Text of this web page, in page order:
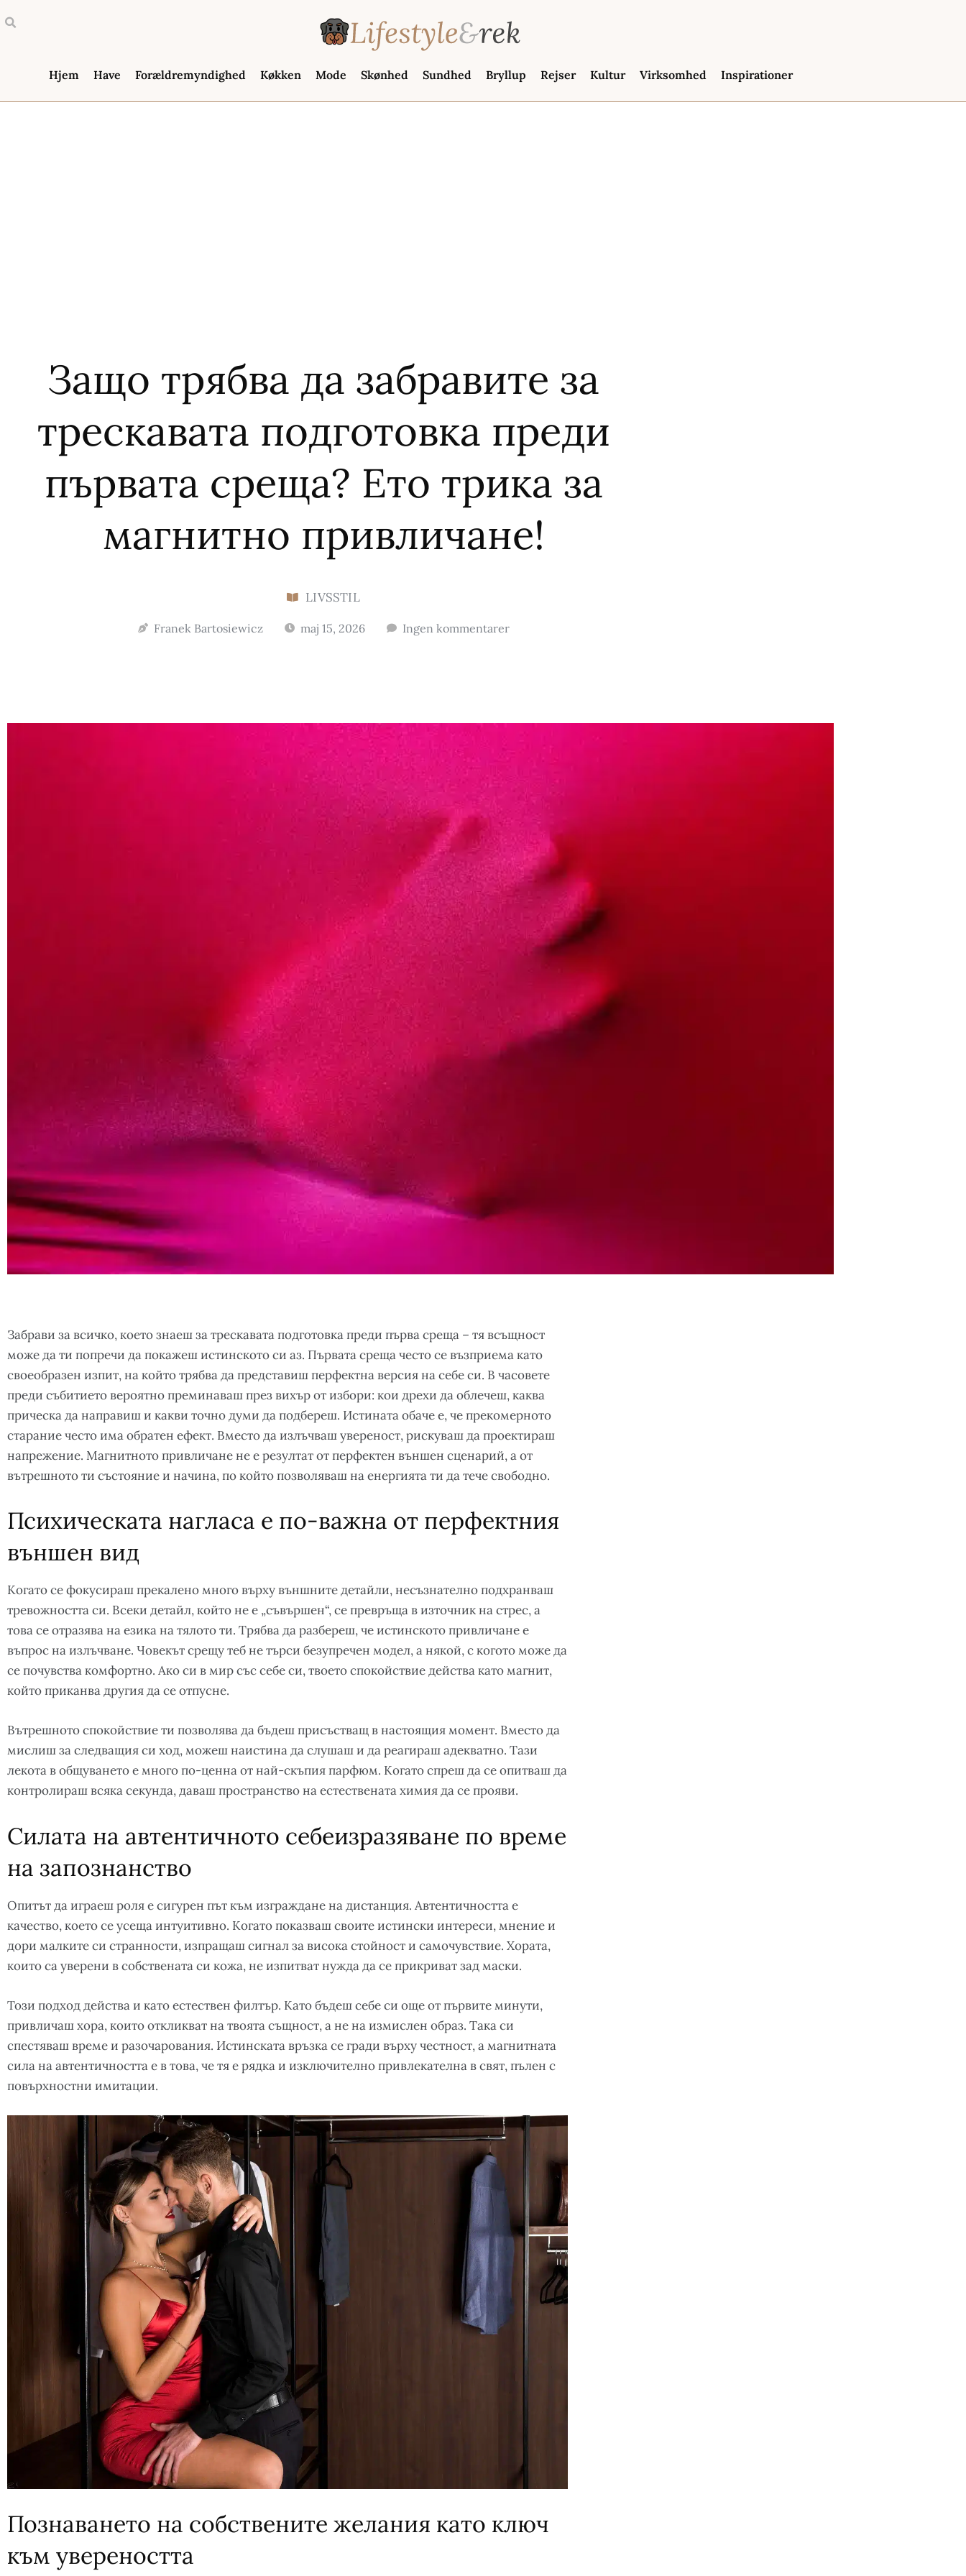
Hjem Have Forældremyndighed Køkken Mode Skønhed Sundhed Bryllup Rejser Kultur Virksomhed Inspirationer
Защо трябва да забравите за
трескавата подготовка преди
първата среща? Ето трика за
магнитно привличане!
LIVSSTIL
Franek Bartosiewicz maj 15, 2026 Ingen kommentarer
Забрави за всичко, което знаеш за трескавата подготовка преди първа среща – тя всъщност
може да ти попречи да покажеш истинското си аз. Първата среща често се възприема като
своеобразен изпит, на който трябва да представиш перфектна версия на себе си. В часовете
преди събитието вероятно преминаваш през вихър от избори: кои дрехи да облечеш, каква
прическа да направиш и какви точно думи да подбереш. Истината обаче е, че прекомерното
старание често има обратен ефект. Вместо да излъчваш увереност, рискуваш да проектираш
напрежение. Магнитното привличане не е резултат от перфектен външен сценарий, а от
вътрешното ти състояние и начина, по който позволяваш на енергията ти да тече свободно.
Психическата нагласа е по-важна от перфектния
външен вид
Когато се фокусираш прекалено много върху външните детайли, несъзнателно подхранваш
тревожността си. Всеки детайл, който не е „съвършен“, се превръща в източник на стрес, а
това се отразява на езика на тялото ти. Трябва да разбереш, че истинското привличане е
въпрос на излъчване. Човекът срещу теб не търси безупречен модел, а някой, с когото може да
се почувства комфортно. Ако си в мир със себе си, твоето спокойствие действа като магнит,
който приканва другия да се отпусне.
Вътрешното спокойствие ти позволява да бъдеш присъстващ в настоящия момент. Вместо да
мислиш за следващия си ход, можеш наистина да слушаш и да реагираш адекватно. Тази
лекота в общуването е много по-ценна от най-скъпия парфюм. Когато спреш да се опитваш да
контролираш всяка секунда, даваш пространство на естествената химия да се прояви.
Силата на автентичното себеизразяване по време
на запознанство
Опитът да играеш роля е сигурен път към изграждане на дистанция. Автентичността е
качество, което се усеща интуитивно. Когато показваш своите истински интереси, мнение и
дори малките си странности, изпращаш сигнал за висока стойност и самочувствие. Хората,
които са уверени в собствената си кожа, не изпитват нужда да се прикриват зад маски.
Този подход действа и като естествен филтър. Като бъдеш себе си още от първите минути,
привличаш хора, които откликват на твоята същност, а не на измислен образ. Така си
спестяваш време и разочарования. Истинската връзка се гради върху честност, а магнитната
сила на автентичността е в това, че тя е рядка и изключително привлекателна в свят, пълен с
повърхностни имитации.
Познаването на собствените желания като ключ
към увереността